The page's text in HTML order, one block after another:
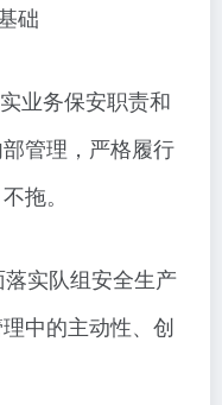
础
业务保安职责和
管理，严格履行
拖。
实队组安全生产
中的主动性、创